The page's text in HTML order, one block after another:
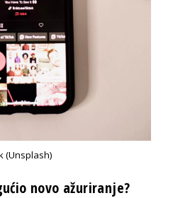
(Unsplash)
novo ažuriranje?